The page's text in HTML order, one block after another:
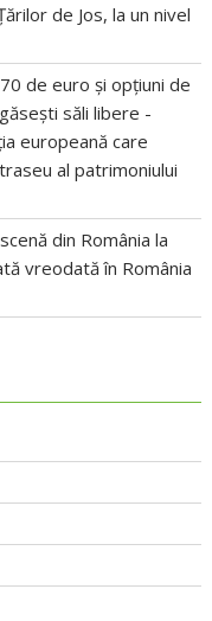
de Jos, la un nivel
de euro și opțiuni de
săli libere -
europeană care
al patrimoniului
din România la
vreodată în România